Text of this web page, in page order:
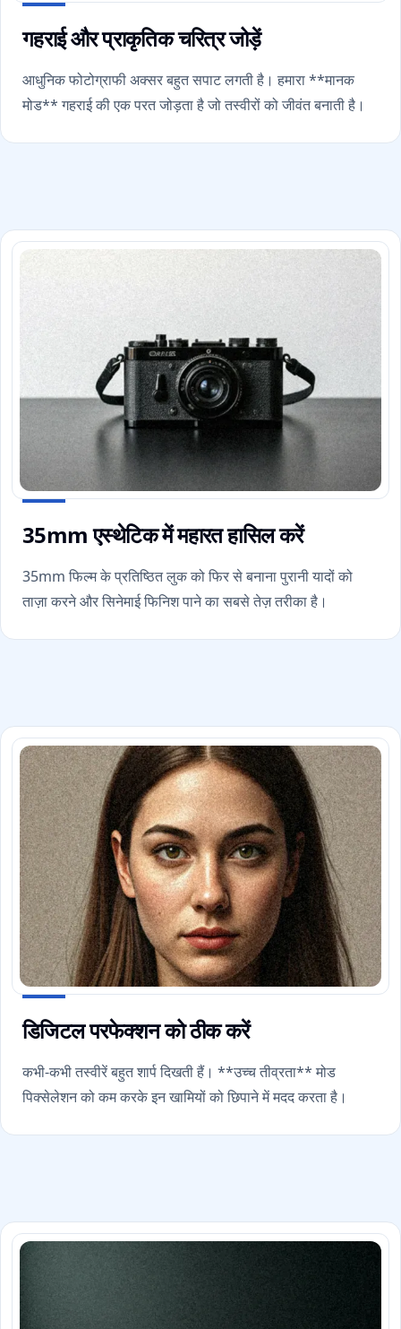
गहराई और प्राकृतिक चरित्र जोड़ें
आधुनिक फोटोग्राफी अक्सर बहुत सपाट लगती है। हमारा **मानक
मोड** गहराई की एक परत जोड़ता है जो तस्वीरों को जीवंत बनाती है।
35mm एस्थेटिक में महारत हासिल करें
35mm फिल्म के प्रतिष्ठित लुक को फिर से बनाना पुरानी यादों को
ताज़ा करने और सिनेमाई फिनिश पाने का सबसे तेज़ तरीका है।
डिजिटल परफेक्शन को ठीक करें
कभी-कभी तस्वीरें बहुत शार्प दिखती हैं। **उच्च तीव्रता** मोड
पिक्सेलेशन को कम करके इन खामियों को छिपाने में मदद करता है।